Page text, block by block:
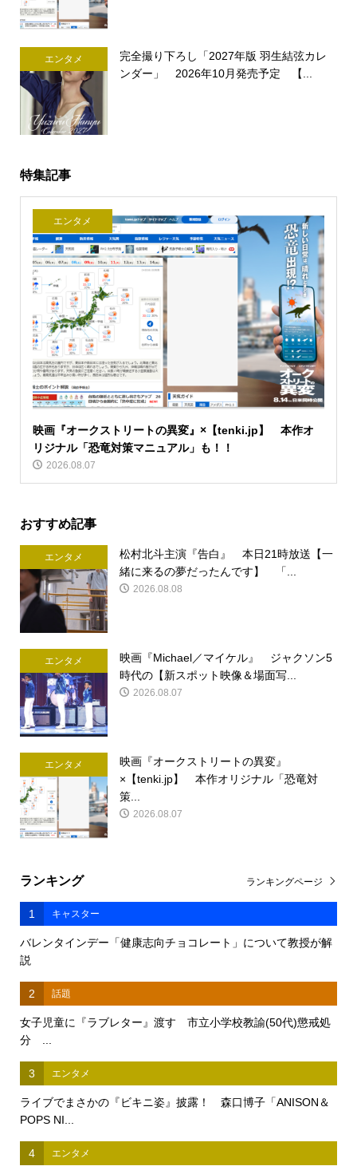
エンタメ
完全撮り下ろし「2027年版 羽生結弦カレ
ンダー」 2026年10月発売予定 【...
特集記事
エンタメ
映画『オークストリートの異変』×【tenki.jp】 本作オ
リジナル「恐竜対策マニュアル」も！！
2026.08.07
おすすめ記事
エンタメ
松村北斗主演『告白』 本日21時放送【一
緒に来るの夢だったんです】 「...
2026.08.08
エンタメ
映画『Michael／マイケル』 ジャクソン5
時代の【新スポット映像＆場面写...
2026.08.07
エンタメ
映画『オークストリートの異変』
×【tenki.jp】 本作オリジナル「恐竜対
策...
2026.08.07
ランキング
1 キャスター
バレンタインデー「健康志向チョコレート」について教授が解
説
2 話題
女子児童に『ラブレター』渡す 市立小学校教諭(50代)懲戒処
分 ...
3 エンタメ
ライブでまさかの『ビキニ姿』披露！ 森口博子「ANISON＆
POPS NI...
4 エンタメ
ランキングページ